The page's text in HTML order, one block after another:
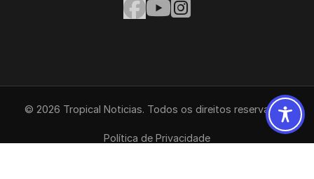
© 2026 Tropical Noticias. Todos os direitos reservados.
Política de Privacidade